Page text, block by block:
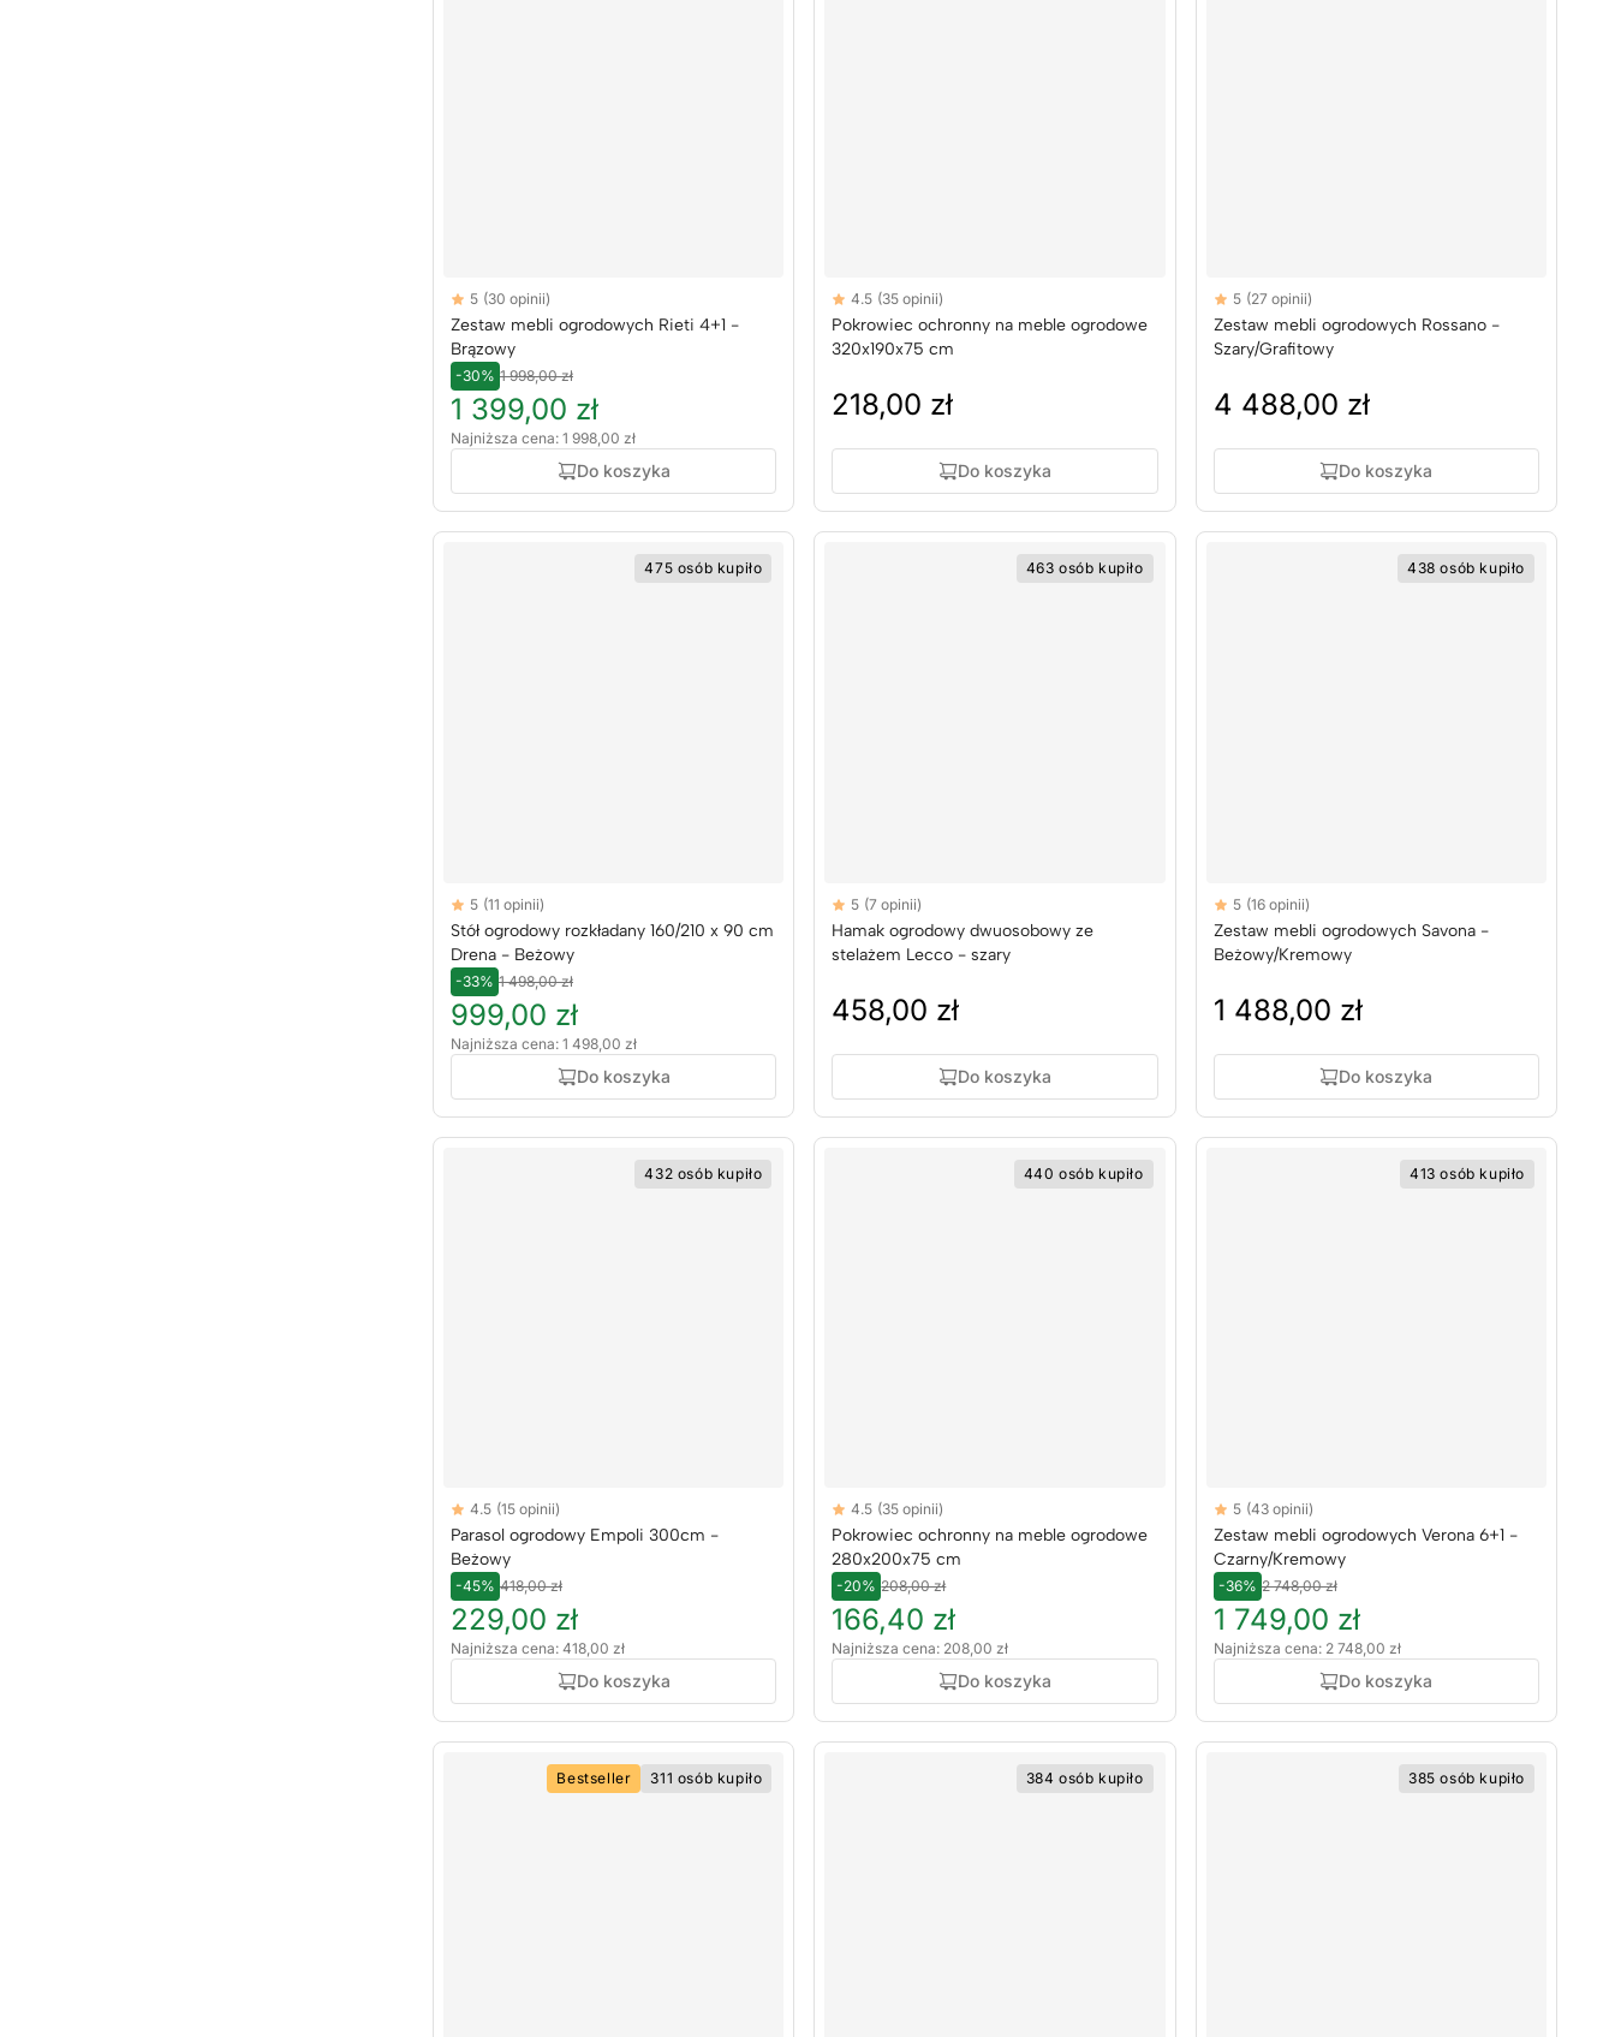
Reviews
5 out of 5 stars
5 (30 opinii)
Zestaw mebli ogrodowych Rieti 4+1 -
Brązowy
-30% 1 998,00 zł
1 399,00 zł
Najniższa cena: 1 998,00 zł
Do koszyka
Reviews
4.5 out of 5 stars
4.5 (35 opinii)
Pokrowiec ochronny na meble ogrodowe
320x190x75 cm
218,00 zł
Do koszyka
Reviews
5 out of 5 stars
5 (27 opinii)
Zestaw mebli ogrodowych Rossano -
Szary/Grafitowy
4 488,00 zł
Do koszyka
475 osób kupiło
Reviews
5 out of 5 stars
5 (11 opinii)
Stół ogrodowy rozkładany 160/210 x 90 cm
Drena - Beżowy
-33% 1 498,00 zł
999,00 zł
Najniższa cena: 1 498,00 zł
Do koszyka
463 osób kupiło
Reviews
5 out of 5 stars
5 (7 opinii)
Hamak ogrodowy dwuosobowy ze
stelażem Lecco - szary
458,00 zł
Do koszyka
438 osób kupiło
Reviews
5 out of 5 stars
5 (16 opinii)
Zestaw mebli ogrodowych Savona -
Beżowy/Kremowy
1 488,00 zł
Do koszyka
432 osób kupiło
Reviews
4.5 out of 5 stars
4.5 (15 opinii)
Parasol ogrodowy Empoli 300cm -
Beżowy
-45% 418,00 zł
229,00 zł
Najniższa cena: 418,00 zł
Do koszyka
440 osób kupiło
Reviews
4.5 out of 5 stars
4.5 (35 opinii)
Pokrowiec ochronny na meble ogrodowe
280x200x75 cm
-20% 208,00 zł
166,40 zł
Najniższa cena: 208,00 zł
Do koszyka
413 osób kupiło
Reviews
5 out of 5 stars
5 (43 opinii)
Zestaw mebli ogrodowych Verona 6+1 -
Czarny/Kremowy
-36% 2 748,00 zł
1 749,00 zł
Najniższa cena: 2 748,00 zł
Do koszyka
Bestseller 311 osób kupiło 384 osób kupiło 385 osób kupiło